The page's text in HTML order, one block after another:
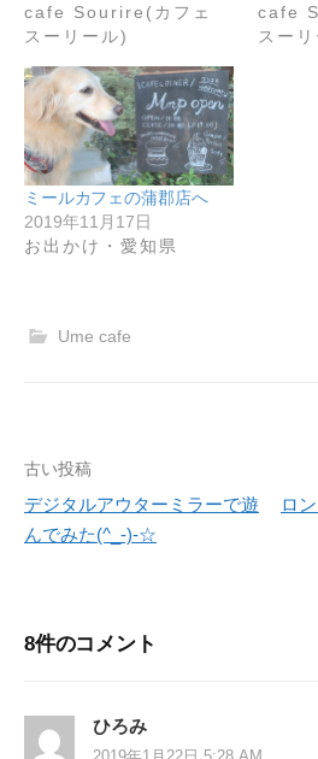
cafe Sourire(カフェ
スーリール)
cafe
スー
ミールカフェの蒲郡店へ
2019年11月17日
お出かけ・愛知県
Ume cafe
投
稿
ゲ
シ
古い投稿
デジタルアウターミラーで遊
んでみた(^_-)-☆
ロ
8件のコメント
ひろみ